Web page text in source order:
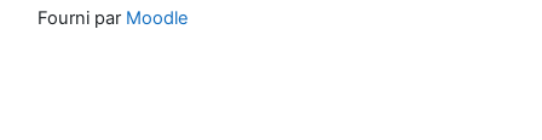
Fourni par Moodle